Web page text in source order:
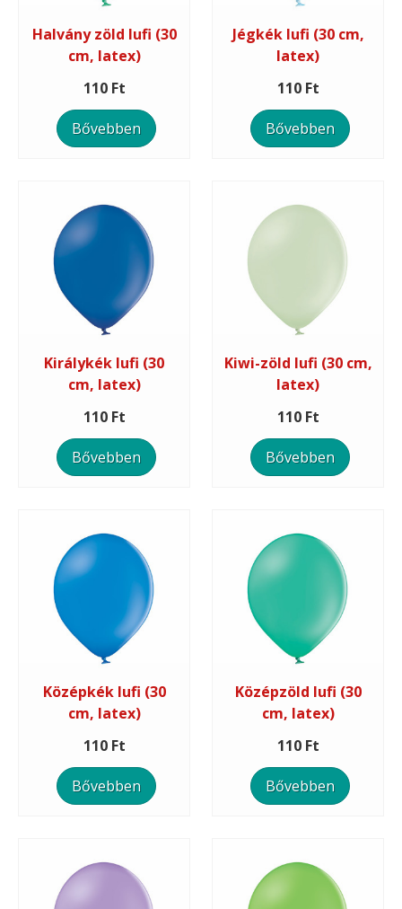
Halvány zöld lufi (30
cm, latex)
110 Ft
Bővebben
Jégkék lufi (30 cm,
latex)
110 Ft
Bővebben
Királykék lufi (30
cm, latex)
110 Ft
Bővebben
Kiwi-zöld lufi (30 cm,
latex)
110 Ft
Bővebben
Középkék lufi (30
cm, latex)
110 Ft
Bővebben
Középzöld lufi (30
cm, latex)
110 Ft
Bővebben